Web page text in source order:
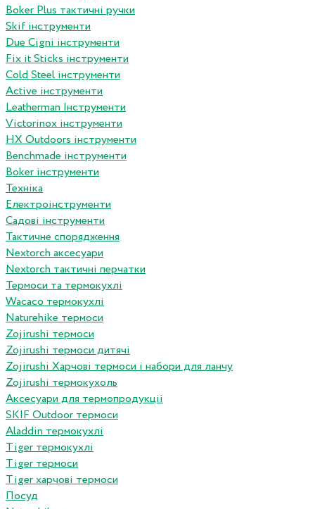
Boker Plus тактичні ручки
Skif інструменти
Due Cigni інструменти
Fix it Sticks інструменти
Сold Steel інструменти
Active інструменти
Leatherman Інструменти
Victorinox інструменти
HX Outdoors інструменти
Benchmade інструменти
Boker інструменти
Техніка
Електроінструменти
Садові інструменти
Тактичне спорядження
Nextorch аксесуари
Nextorch тактичні перчатки
Термоси та термокухлі
Wacaco термокухлі
Naturehike термоси
Zojirushi термоси
Zojirushi термоси дитячі
Zojirushi Харчові термоси і набори для ланчу
Zojirushi термокухоль
Аксесуари для термопродукціі
SKIF Outdoor термоси
Aladdin термокухлі
Tiger термокухлі
Tiger термоси
Tiger харчові термоси
Посуд